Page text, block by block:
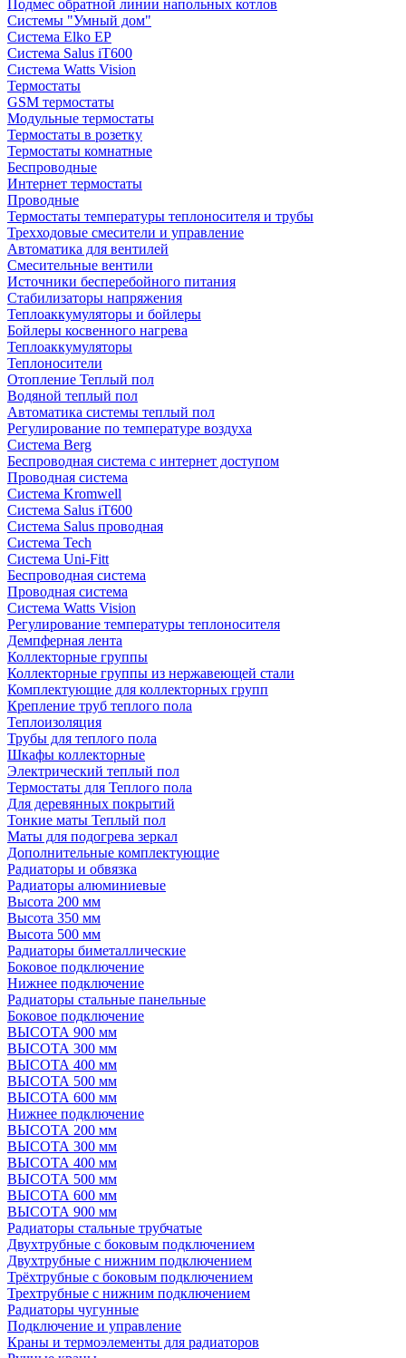
Подмес обратной линии напольных котлов
Системы "Умный дом"
Система Elko EP
Система Salus iT600
Система Watts Vision
Термостаты
GSM термостаты
Модульные термостаты
Термостаты в розетку
Термостаты комнатные
Беспроводные
Интернет термостаты
Проводные
Термостаты температуры теплоносителя и трубы
Трехходовые смесители и управление
Автоматика для вентилей
Смесительные вентили
Источники бесперебойного питания
Стабилизаторы напряжения
Теплоаккумуляторы и бойлеры
Бойлеры косвенного нагрева
Теплоаккумуляторы
Теплоносители
Отопление Теплый пол
Водяной теплый пол
Автоматика системы теплый пол
Регулирование по температуре воздуха
Система Berg
Беспроводная система с интернет доступом
Проводная система
Система Kromwell
Система Salus iT600
Система Salus проводная
Система Tech
Система Uni-Fitt
Беспроводная система
Проводная система
Система Watts Vision
Регулирование температуры теплоносителя
Демпферная лента
Коллекторные группы
Коллекторные группы из нержавеющей стали
Комплектующие для коллекторных групп
Крепление труб теплого пола
Теплоизоляция
Трубы для теплого пола
Шкафы коллекторные
Электрический теплый пол
Термостаты для Теплого пола
Для деревянных покрытий
Тонкие маты Теплый пол
Маты для подогрева зеркал
Дополнительные комплектующие
Радиаторы и обвязка
Радиаторы алюминиевые
Высота 200 мм
Высота 350 мм
Высота 500 мм
Радиаторы биметаллические
Боковое подключение
Нижнее подключение
Радиаторы стальные панельные
Боковое подключение
ВЫСОТА 900 мм
ВЫСОТА 300 мм
ВЫСОТА 400 мм
ВЫСОТА 500 мм
ВЫСОТА 600 мм
Нижнее подключение
ВЫСОТА 200 мм
ВЫСОТА 300 мм
ВЫСОТА 400 мм
ВЫСОТА 500 мм
ВЫСОТА 600 мм
ВЫСОТА 900 мм
Радиаторы стальные трубчатые
Двухтрубные с боковым подключением
Двухтрубные с нижним подключением
Трёхтрубные с боковым подключением
Трехтрубные с нижним подключением
Радиаторы чугунные
Подключение и управление
Краны и термоэлементы для радиаторов